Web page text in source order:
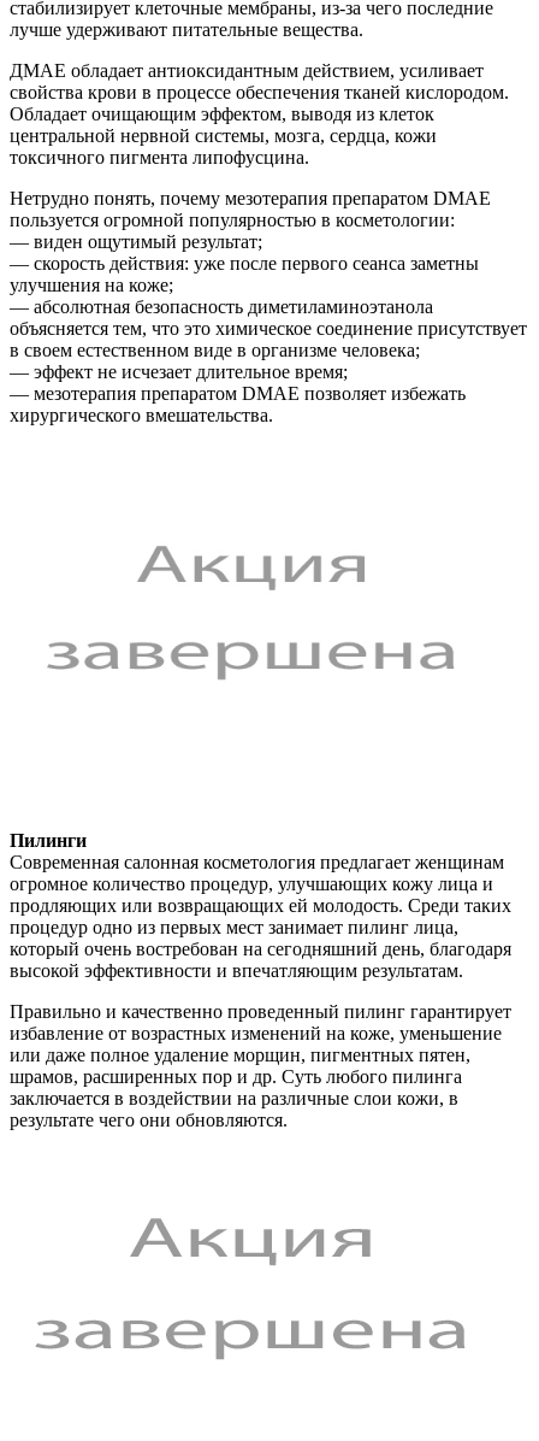
стабилизирует клеточные мембраны, из-за чего последние
лучше удерживают питательные вещества.
ДМАЕ обладает антиоксидантным действием, усиливает
свойства крови в процессе обеспечения тканей кислородом.
Обладает очищающим эффектом, выводя из клеток
центральной нервной системы, мозга, сердца, кожи
токсичного пигмента липофусцина.
Нетрудно понять, почему мезотерапия препаратом DMAE
пользуется огромной популярностью в косметологии:
— виден ощутимый результат;
— скорость действия: уже после первого сеанса заметны
улучшения на коже;
— абсолютная безопасность диметиламиноэтанола
объясняется тем, что это химическое соединение присутствует
в своем естественном виде в организме человека;
— эффект не исчезает длительное время;
— мезотерапия препаратом DMAE позволяет избежать
хирургического вмешательства.
Пилинги
Современная салонная косметология предлагает женщинам
огромное количество процедур, улучшающих кожу лица и
продляющих или возвращающих ей молодость. Среди таких
процедур одно из первых мест занимает пилинг лица,
который очень востребован на сегодняшний день, благодаря
высокой эффективности и впечатляющим результатам.
Правильно и качественно проведенный пилинг гарантирует
избавление от возрастных изменений на коже, уменьшение
или даже полное удаление морщин, пигментных пятен,
шрамов, расширенных пор и др. Суть любого пилинга
заключается в воздействии на различные слои кожи, в
результате чего они обновляются.